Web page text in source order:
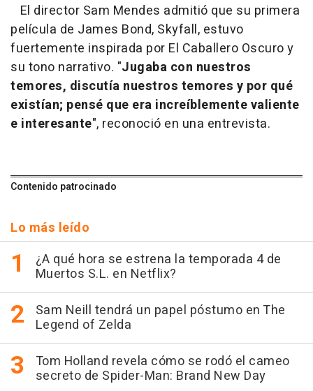
El director Sam Mendes admitió que su primera
película de James Bond, Skyfall, estuvo
fuertemente inspirada por El Caballero Oscuro y
su tono narrativo. "Jugaba con nuestros
temores, discutía nuestros temores y por qué
existían; pensé que era increíblemente valiente
e interesante", reconoció en una entrevista.
Contenido patrocinado
Lo más leído
¿A qué hora se estrena la temporada 4 de
Muertos S.L. en Netflix?
Sam Neill tendrá un papel póstumo en The
Legend of Zelda
Tom Holland revela cómo se rodó el cameo
secreto de Spider-Man: Brand New Day